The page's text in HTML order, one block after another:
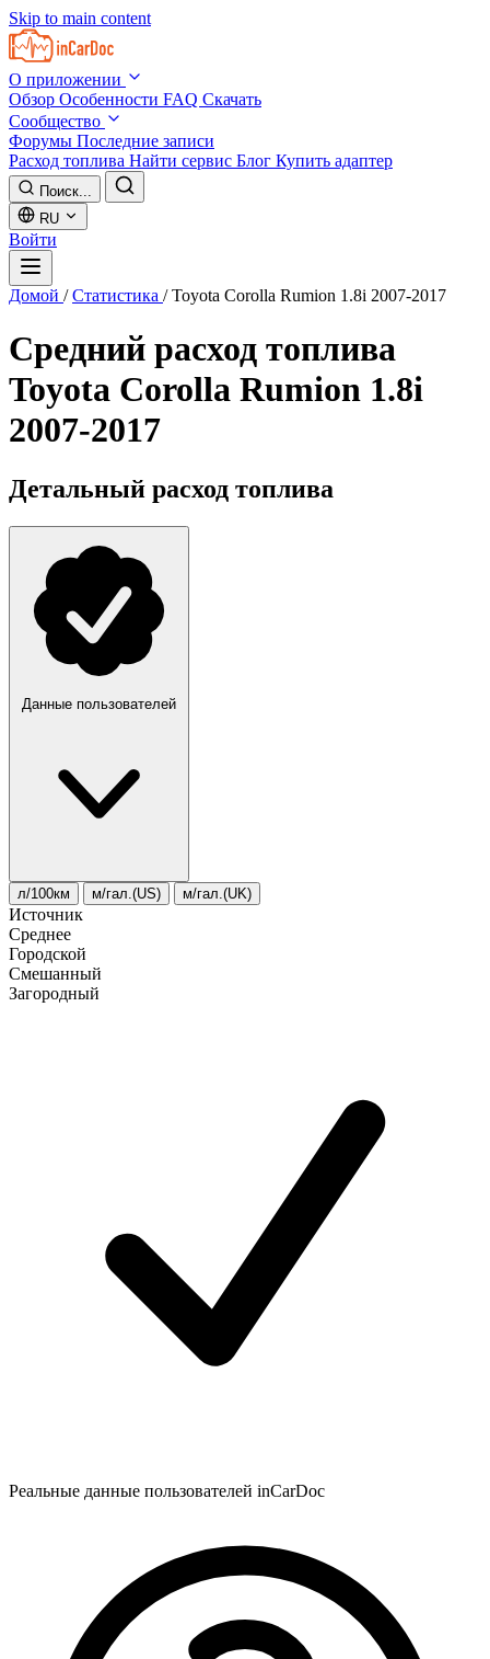
Skip to main content
О приложении
Обзор Особенности FAQ Скачать
Сообщество
Форумы Последние записи
Расход топлива Найти сервис Блог Купить адаптер
Поиск...
RU
Войти
Домой / Статистика / Toyota Corolla Rumion 1.8i 2007-2017
Средний расход топлива
Toyota Corolla Rumion 1.8i
2007-2017
Детальный расход топлива
Данные пользователей
л/100км м/гал.(US) м/гал.(UK)
Источник
Среднее
Городской
Смешанный
Загородный
Реальные данные пользователей inCarDoc